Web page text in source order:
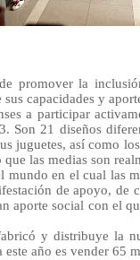
promover la
capacidades y
a participar
Son 21 diseños
juguetes, así como
las medias son
mundo en el cual las
de apoyo, de
aporte social con el
y distribuye la
año es vender 65